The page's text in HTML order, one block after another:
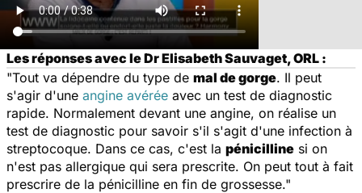
Les réponses avec le Dr Elisabeth Sauvaget, ORL :
"Tout va dépendre du type de mal de gorge. Il peut
s'agir d'une angine avérée avec un test de diagnostic
rapide. Normalement devant une angine, on réalise un
test de diagnostic pour savoir s'il s'agit d'une infection à
streptocoque. Dans ce cas, c'est la pénicilline si on
n'est pas allergique qui sera prescrite. On peut tout à fait
prescrire de la pénicilline en fin de grossesse."